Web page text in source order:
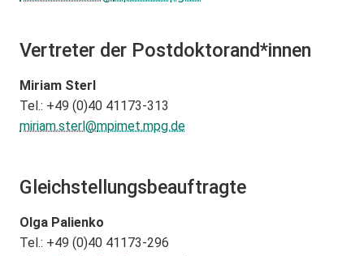
Vertreter der Postdoktorand*innen
Miriam Sterl
Tel.: +49 (0)40 41173-313
miriam.sterl@mpimet.mpg.de
Gleichstellungsbeauftragte
Olga Palienko
Tel.: +49 (0)40 41173-296